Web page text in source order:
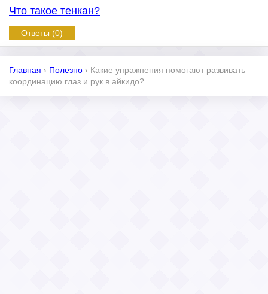
Что такое тенкан?
Ответы (0)
Главная › Полезно › Какие упражнения помогают развивать
координацию глаз и рук в айкидо?